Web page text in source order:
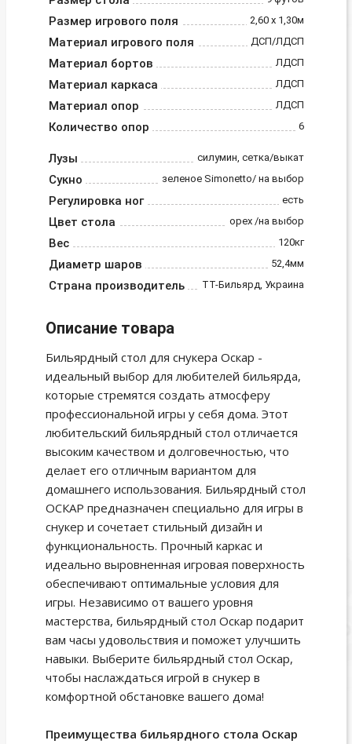
Размер игрового поля 2,60 х 1,30м
Материал игрового поля ДСП/ЛДСП
Материал бортов ЛДСП
Материал каркаса ЛДСП
Материал опор ЛДСП
Количество опор 6
Лузы силумин, сетка/выкат
Сукно зеленое Simonetto/ на выбор
Регулировка ног есть
Цвет стола орех /на выбор
Вес 120кг
Диаметр шаров 52,4мм
Страна производитель ТТ-Бильярд, Украина
Описание товара
Бильярдный стол для снукера Оскар -
идеальный выбор для любителей бильярда,
которые стремятся создать атмосферу
профессиональной игры у себя дома. Этот
любительский бильярдный стол отличается
высоким качеством и долговечностью, что
делает его отличным вариантом для
домашнего использования. Бильярдный стол
ОСКАР предназначен специально для игры в
снукер и сочетает стильный дизайн и
функциональность. Прочный каркас и
идеально выровненная игровая поверхность
обеспечивают оптимальные условия для
игры. Независимо от вашего уровня
мастерства, бильярдный стол Оскар подарит
вам часы удовольствия и поможет улучшить
навыки. Выберите бильярдный стол Оскар,
чтобы наслаждаться игрой в снукер в
комфортной обстановке вашего дома!
Преимущества бильярдного стола Оскар